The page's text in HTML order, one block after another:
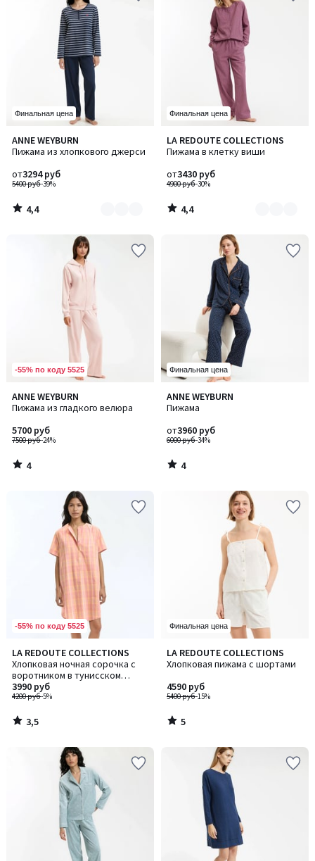
Финальная цена
ANNE WEYBURN
Пижама из хлопкового джерси
5400 руб-39%
от3294 руб
4,4
/ 5
Количество
цветов:
4,4
/
Финальная цена
LA REDOUTE COLLECTIONS
Пижама в клетку виши
4900 руб-30%
от3430 руб
4,4
/ 5
Количество
цветов:
4,4
/
-55% по коду 5525
ANNE WEYBURN
Пижама из гладкого велюра
7500 руб-24%
5700 руб
4
/
4
/
Финальная цена
ANNE WEYBURN
Пижама
6000 руб-34%
от3960 руб
4
/
4
/
-55% по коду 5525
LA REDOUTE COLLECTIONS
Хлопковая ночная сорочка с
воротником в тунисском
стиле, в клетку
4200 руб-5%
3990 руб
3,5
/ 5
3,5
/
Финальная цена
LA REDOUTE COLLECTIONS
Хлопковая пижама с шортами
5400 руб-15%
4590 руб
5
/
5
/